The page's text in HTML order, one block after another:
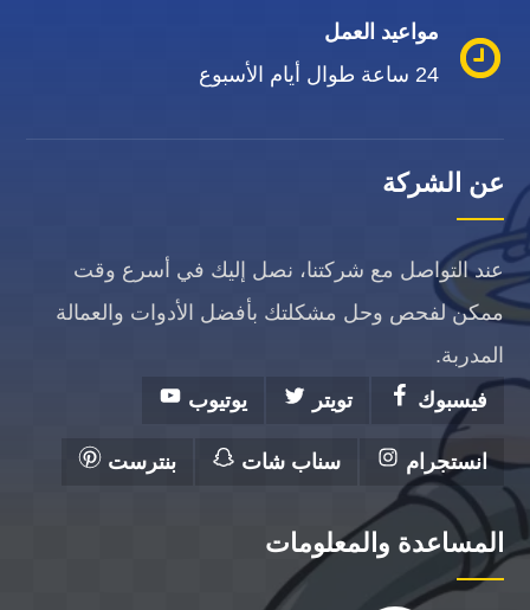
مواعيد العمل
24 ساعة طوال أيام الأسبوع
عن الشركة
عند التواصل مع شركتنا، نصل إليك في أسرع وقت
ممكن لفحص وحل مشكلتك بأفضل الأدوات والعمالة
المدربة.
فيسبوك
تويتر يوتيوب
انستجرام سناب شات بنترست
المساعدة والمعلومات